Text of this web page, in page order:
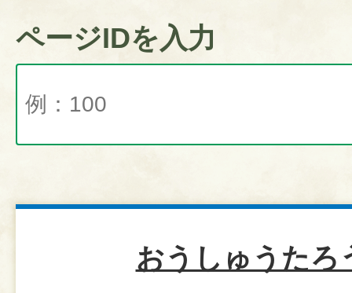
ページIDを入力
おうしゅうたろ